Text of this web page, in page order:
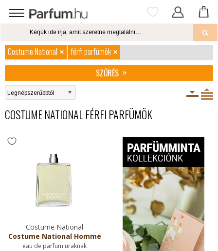
Costume National
férfi parfümök
SZŰRÉS
COSTUME NATIONAL FÉRFI PARFÜMÖK
Costume National
Costume National Homme
eau de parfum uraknak